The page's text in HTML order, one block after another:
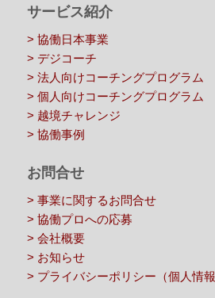
サービス紹介
> 協働日本事業
> デジコーチ
> 法人向けコーチングプログラム
> 個人向けコーチングプログラム
> 越境チャレンジ
> 協働事例
お問合せ
> 事業に関するお問合せ
> 協働プロへの応募
> 会社概要
> お知らせ
> プライバシーポリシー（個人情報